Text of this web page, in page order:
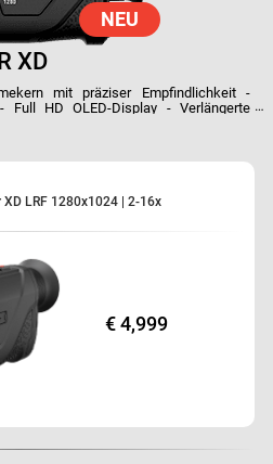
NEU
XD
mit präziser Empfindlichkeit -
Full HD OLED-Display - Verlängerte
Entfernungsmesser (LRF) - WI-FI
und Audioaufnahme - Mehrere
Bild
(LRF)
LRF 1280x1024 | 2-16x
€ 4,999